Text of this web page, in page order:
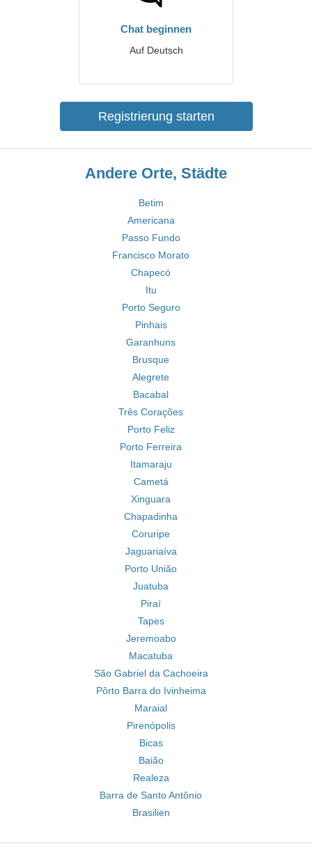
Chat beginnen
Auf Deutsch
Registrierung starten
Andere Orte, Städte
Betim
Americana
Passo Fundo
Francisco Morato
Chapecó
Itu
Porto Seguro
Pinhais
Garanhuns
Brusque
Alegrete
Bacabal
Três Corações
Porto Feliz
Porto Ferreira
Itamaraju
Cametá
Xinguara
Chapadinha
Coruripe
Jaguariaíva
Porto União
Juatuba
Piraí
Tapes
Jeremoabo
Macatuba
São Gabriel da Cachoeira
Pôrto Barra do Ivinheima
Maraial
Pirenópolis
Bicas
Baião
Realeza
Barra de Santo Antônio
Brasilien